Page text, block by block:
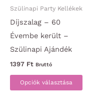
Szülinapi Party Kellékek
Díjszalag – 60
Évembe került –
Szülinapi Ajándék
1397 Ft Bruttó
Opciók választása
Ennek
a